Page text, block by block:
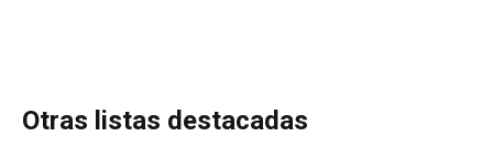
Otras listas destacadas